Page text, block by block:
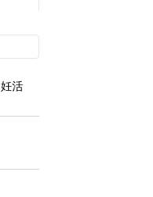
妊活